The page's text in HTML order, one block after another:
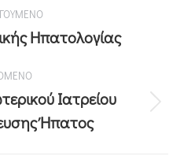
Ηπατολογίας
Ιατρείου
Ήπατος